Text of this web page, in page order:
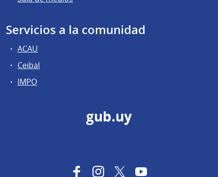
Servicios a la comunidad
ACAU
Ceibal
IMPO
gub.uy
FacebookInstagram
TwitterYouTube